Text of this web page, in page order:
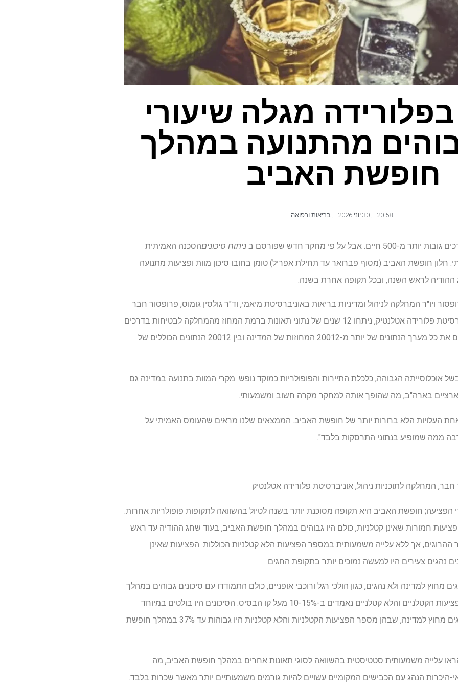
מגלה שיעורי
מהתנועה במהלך
חופשת האביב
20:58
, 30 יוני 2026 , בריאות ורפואה
אבל על פי מחקר חדש שפורסם ב ניתוח סיכוניםהסכנה האמיתית
חופשת האביב (מסוף פברואר עד תחילת אפריל) טומן בחובו סיכון מוות ופציעות מתנועה
לראש השנה, ובכל תקופה אחרת בשנה.
ויו"ר המחלקה לניהול ומדיניות בריאות באוניברסיטת מיאמי, וד"ר גולסין גומוס, פרופסור חבר
במחלקה לתוכניות ניהול באוניברסיטת פלורידה אטלנטיק, ניתחו 12 שנים של נתוני תאונות ברמת המחוז מהמחלקה לבטיחות בדרכים
ולרכב מנוע של פלורידה, המכסים את כל מערך הנתונים של יותר מ-20012 המחוזות של המדינה ובין 20012 הנתונים הכוללים של
אוכלוסייתה הגבוהה, כלכלת התיירות והפופולריות כמוקד נופש. מקרי המוות בתנועה במדינה גם
בארה"ב, מה שהופך אותה למחקר מקרה חשוב ומשמעותי.
אחת העלויות הלא ברורות יותר של חופשת האביב. הממצאים שלנו מראים שהעומס האמיתי על
ממה שמופיע בנתוני התרסקות בלבד".
חבר, המחלקה לתוכניות ניהול, אוניברסיטת פלורידה אטלנטיק
חופשת האביב היא תקופה מסוכנת יותר בשנה לטיול בהשוואה לתקופות פופולריות אחרות.
חמורות שאינן קטלניות, כולם היו גבוהים במהלך חופשת האביב, בעוד שחג ההודיה עד ראש
אך ללא עלייה משמעותית במספר הפציעות הלא קטלניות הכוללות. הפציעות שאינן
נהגים צעירים היו למעשה נמוכים יותר בתקופת החגים.
(בני 25 ומטה), נהגים מחוץ למדינה ולא נהגים, כגון הולכי רגל ורוכבי אופניים, כולם התמודדו עם סיכונים גבוהים במהלך
חופשת האביב, כאשר שיעורי הפציעות הקטלניים והלא קטלניים נאמדים ב-10-15% מעל קו הבסיס. הסיכונים היו בולטים במיוחד
עבור תאונות שבהן מעורבים נהגים מחוץ למדינה, שבהן מספר הפציעות הקטלניות והלא קטלניות היו גבוהות עד 37% במהלך חופשת
עלייה משמעותית סטטיסטית בהשוואה לסוגי תאונות אחרים במהלך חופשת האביב, מה
היכרות הנהג עם הכבישים המקומיים עשויים להיות גורמים משמעותיים יותר מאשר שכרות בלבד.